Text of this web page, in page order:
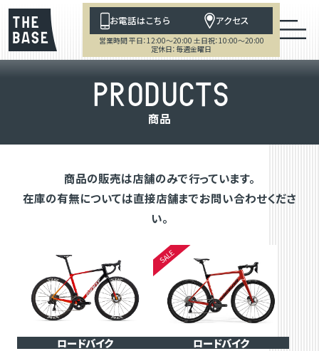
お電話はこちら アクセス
営業時間 平日：12:00～20:00 土日祝：10:00～20:00
定休日：毎週金曜日
PRODUCTS
商品
商品の販売は店舗のみで行っています。
在庫の有無については直接店舗までお問い合わせくださ
い。
ロードバイク
ロードバイク